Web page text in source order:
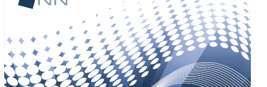
Оборудование
Outsourcing
Кадры
Регулирование